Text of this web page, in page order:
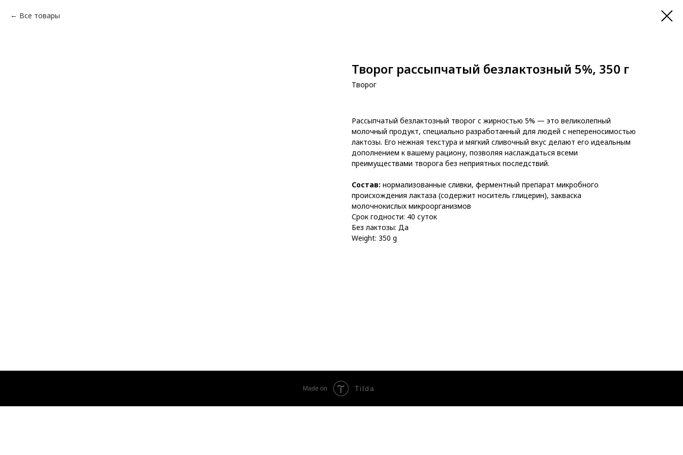
Все товары
Творог рассыпчатый безлактозный 5%, 350 г
Творог
Рассыпчатый безлактозный творог с жирностью 5% — это великолепный
молочный продукт, специально разработанный для людей с непереносимостью
лактозы. Его нежная текстура и мягкий сливочный вкус делают его идеальным
дополнением к вашему рациону, позволяя наслаждаться всеми
преимуществами творога без неприятных последствий.
Состав: нормализованные сливки, ферментный препарат микробного
происхождения лактаза (содержит носитель глицерин), закваска
молочнокислых микроорганизмов
Срок годности: 40 суток
Без лактозы: Да
Weight: 350 g
Made on Tilda